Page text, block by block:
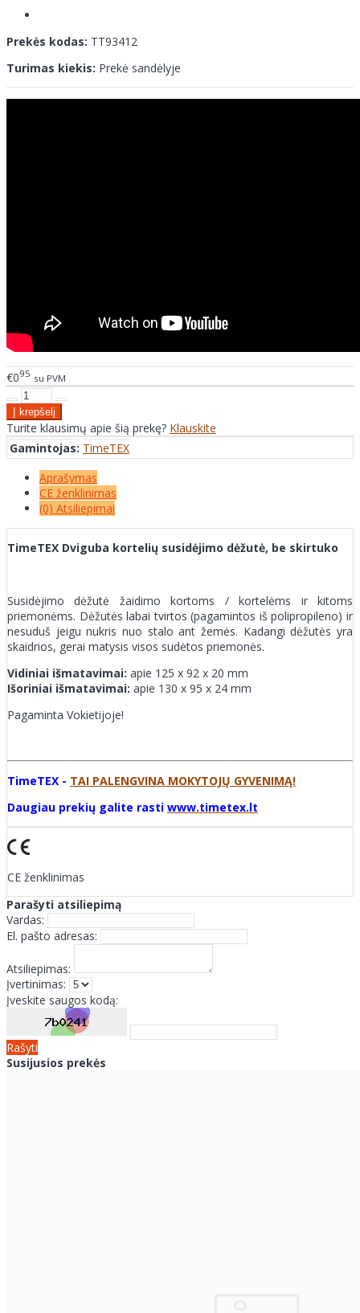
Prekės kodas: TT93412
Turimas kiekis: Prekė sandėlyje
€095 su PVM
Turite klausimų apie šią prekę? Klauskite
Gamintojas: TimeTEX
Aprašymas
CE ženklinimas
(0) Atsiliepimai
TimeTEX Dviguba kortelių susidėjimo dėžutė, be skirtuko
Susidėjimo dėžutė žaidimo kortoms / kortelėms ir kitoms
priemonėms. Dėžutės labai tvirtos (pagamintos iš polipropileno) ir
nesuduš jeigu nukris nuo stalo ant žemės. Kadangi dėžutės yra
skaidrios, gerai matysis visos sudėtos priemonės.
Vidiniai išmatavimai: apie 125 x 92 x 20 mm
Išoriniai išmatavimai: apie 130 x 95 x 24 mm
Pagaminta Vokietijoje!
TimeTEX - TAI PALENGVINA MOKYTOJŲ GYVENIMĄ!
Daugiau prekių galite rasti www.timetex.lt
CE ženklinimas
Parašyti atsiliepimą
Vardas:
El. pašto adresas:
Atsiliepimas:
Įvertinimas:
Įveskite saugos kodą:
Rašyti
Susijusios prekės